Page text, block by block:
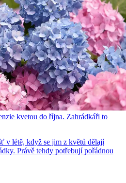
kvetou do října. Zahrádkáři to
v létě, když se jim z květů dělají
Právě tehdy potřebují pořádnou